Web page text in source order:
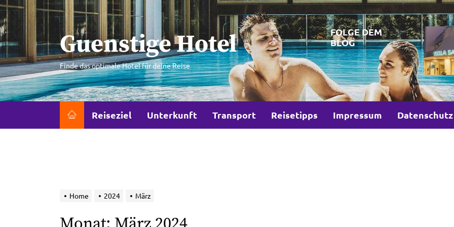
Skip
to
the
content
Guenstige Hotel
Finde das optimale Hotel für deine Reise
FOLGE DEM
BLOG
Reiseziel Unterkunft Transport Reisetipps Impressum Datenschutz
Home 2024 März